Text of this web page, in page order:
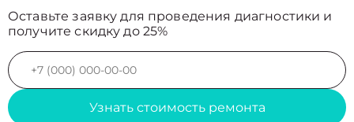
Оставьте заявку для проведения диагностики и
получите скидку до 25%
Узнать стоимость ремонта